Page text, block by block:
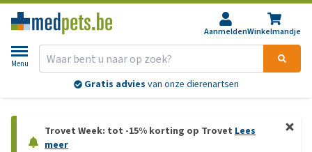
AanmeldenWinkelmandje
Menu
Gratis advies van onze dierenartsen
Trovet Week: tot -15% korting op Trovet Lees
meer